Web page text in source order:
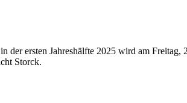
der ersten Jahreshälfte 2025 wird am
Storck.